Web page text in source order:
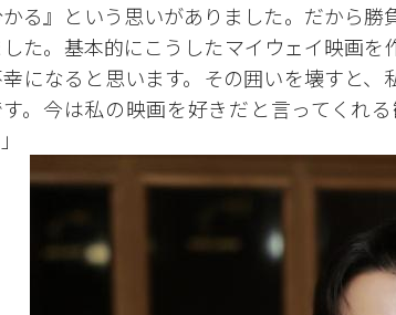
る』という思いがありました。だから
た。基本的にこうしたマイウェイ映画
になると思います。その囲いを壊すと
す。今は私の映画を好きだと言ってくれ